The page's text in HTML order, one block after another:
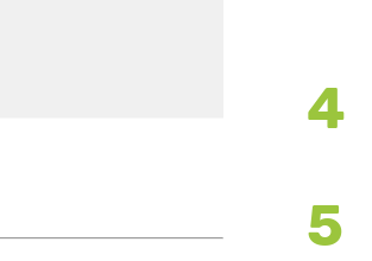
4
5